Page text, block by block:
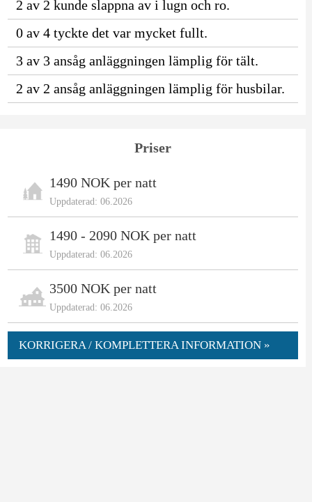
2 av 2 kunde slappna av i lugn och ro.
0 av 4 tyckte det var mycket fullt.
3 av 3 ansåg anläggningen lämplig för tält.
2 av 2 ansåg anläggningen lämplig för husbilar.
Priser
1490 NOK per natt
Uppdaterad: 06.2026
1490 - 2090 NOK per natt
Uppdaterad: 06.2026
3500 NOK per natt
Uppdaterad: 06.2026
KORRIGERA / KOMPLETTERA INFORMATION »